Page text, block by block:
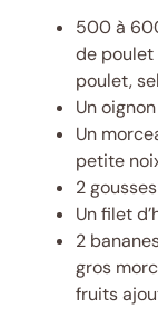
500 à
de poulet
poulet,
Un
Un
petite
2 gousses
Un filet
2
gros
fruits